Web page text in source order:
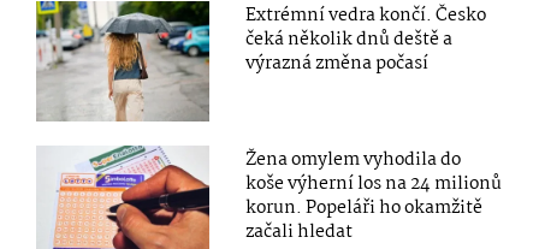
Extrémní vedra končí. Česko
čeká několik dnů deště a
výrazná změna počasí
Žena omylem vyhodila do
koše výherní los na 24 milionů
korun. Popeláři ho okamžitě
začali hledat